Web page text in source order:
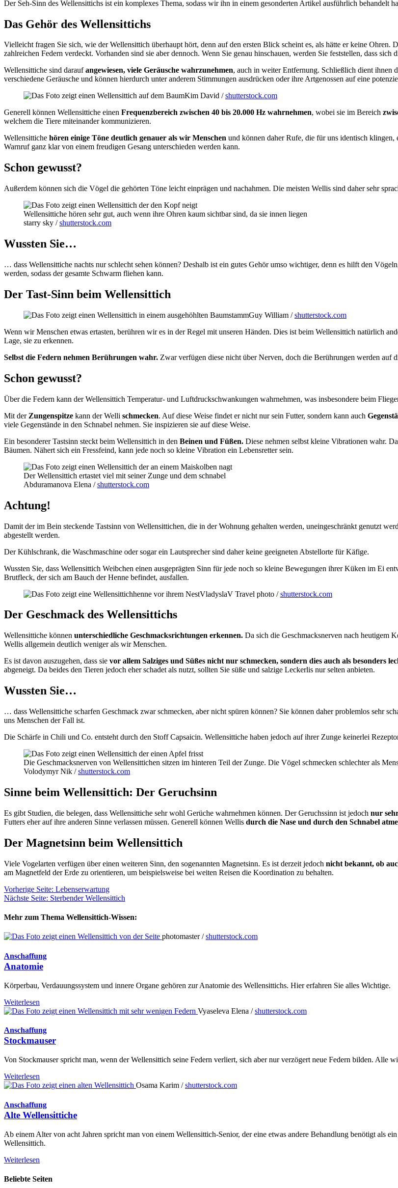
Der Seh-Sinn des Wellensittichs ist ein komplexes Thema, sodass wir ihn in einem gesonderten Artikel ausführlich behandelt
Das Gehör des Wellensittichs
Vielleicht fragen Sie sich, wie der Wellensittich überhaupt hört, denn auf den ersten Blick scheint es, als hätte er keine Ohren.
zahlreichen Federn verdeckt. Vorhanden sind sie aber dennoch. Wenn Sie genau hinschauen, werden Sie feststellen, dass
Wellensittiche sind daraufangewiesen, viele Geräusche wahrzunehmen, auch in weiter Entfernung. Schließlich dient ihnen
verschiedene Geräusche und können hierdurch unter anderem Stimmungen ausdrücken oder ihre Artgenossen auf eine
Kim David /shutterstock.com
Generell können Wellensittiche einen Frequenzbereich zwischen 40 bis 20.000 Hz wahrnehmen, wobei sie im Bereich
welchem die Tiere miteinander kommunizieren.
Wellensittiche hören einige Töne deutlich genauer als wir Menschen und können daher Rufe, die für uns identisch klingen,
Warnruf ganz klar von einem freudigen Gesang unterschieden werden kann.
Schon gewusst?
Außerdem können sich die Vögel die gehörten Töne leicht einprägen und nachahmen. Die meisten Wellis sind daher sehr
Wellensittiche hören sehr gut, auch wenn ihre Ohren kaum sichtbar sind, da sie innen liegen
starry sky /shutterstock.com
Wussten Sie…
… dass Wellensittiche nachts nur schlecht sehen können? Deshalb ist ein gutes Gehör umso wichtiger, denn es hilft den
werden, sodass der gesamte Schwarm fliehen kann.
Der Tast-Sinn beim Wellensittich
Guy William /shutterstock.com
Wenn wir Menschen etwas ertasten, berühren wir es in der Regel mit unseren Händen. Dies ist beim Wellensittich natürlich
Lage, sie zu erkennen.
Selbst die Federn nehmen Berührungen wahr. Zwar verfügen diese nicht über Nerven, doch die Berührungen werden
Schon gewusst?
Über die Federn kann der Wellensittich Temperatur- und Luftdruckschwankungen wahrnehmen, was insbesondere beim
Mit der Zungenspitze kann der Welli schmecken. Auf diese Weise findet er nicht nur sein Futter, sondern kann auch
viele Gegenstände in den Schnabel nehmen. Sie inspizieren sie auf diese Weise.
Ein besonderer Tastsinn steckt beim Wellensittich in den Beinen und Füßen. Diese nehmen selbst kleine Vibrationen wahr.
Bäumen. Nähert sich ein Fressfeind, kann jede noch so kleine Vibration ein Lebensretter sein.
Der Wellensittich ertastet viel mit seiner Zunge und dem schnabel
Abduramanova Elena /shutterstock.com
Achtung!
Damit der im Bein steckende Tastsinn von Wellensittichen, die in der Wohnung gehalten werden, uneingeschränkt genutzt
abgestellt werden.
Der Kühlschrank, die Waschmaschine oder sogar ein Lautsprecher sind daher keine geeigneten Abstellorte für Käfige.
Wussten Sie, dass Wellensittich Weibchen einen ausgeprägten Sinn für jede noch so kleine Bewegungen ihrer Küken im Ei
Brutfleck, der sich am Bauch der Henne befindet, ausfallen.
VladyslaV Travel photo /shutterstock.com
Der Geschmack des Wellensittichs
Wellensittiche können unterschiedliche Geschmacksrichtungen erkennen. Da sich die Geschmacksnerven nach heutigem
Wellis allgemein deutlich weniger als wir Menschen.
Es ist davon auszugehen, dass sie vor allem Salziges und Süßes nicht nur schmecken, sondern dies auch als besonders
abgeneigt. Da beides den Tieren jedoch eher schadet als nutzt, sollten Sie süße und salzige Leckerlis nur selten anbieten.
Wussten Sie…
… dass Wellensittiche scharfen Geschmack zwar schmecken, aber nicht spüren können? Sie können daher problemlos sehr
uns Menschen der Fall ist.
Die Schärfe in Chili und Co. entsteht durch den Stoff Capsaicin. Wellensittiche haben jedoch auf ihrer Zunge keinerlei
Die Geschmacksnerven von Wellensittichen sitzen im hinteren Teil der Zunge. Die Vögel schmecken schlechter als
Volodymyr Nik /shutterstock.com
Sinne beim Wellensittich: Der Geruchsinn
Es gibt Studien, die belegen, dass Wellensittiche sehr wohl Gerüche wahrnehmen können. Der Geruchssinn ist jedoch nur
Futters eher auf ihre anderen Sinne verlassen müssen. Generell können Wellis durch die Nase und durch den Schnabel
Der Magnetsinn beim Wellensittich
Viele Vogelarten verfügen über einen weiteren Sinn, den sogenannten Magnetsinn. Es ist derzeit jedoch nicht bekannt, ob
am Magnetfeld der Erde zu orientieren, um beispielsweise bei weiten Reisen die Koordination zu behalten.
Vorherige Seite: Lebenserwartung
Nächste Seite: Sterbender Wellensittich
Mehr zum Thema Wellensittich-Wissen:
photomaster /shutterstock.com
Anschaffung
Anatomie
Körperbau, Verdauungssystem und innere Organe gehören zur Anatomie des Wellensittichs. Hier erfahren Sie alles Wichtige.
Weiterlesen
Vyaseleva Elena /shutterstock.com
Anschaffung
Stockmauser
Von Stockmauser spricht man, wenn der Wellensittich seine Federn verliert, sich aber nur verzögert neue Federn bilden. Alle
Weiterlesen
Osama Karim /shutterstock.com
Anschaffung
Alte Wellensittiche
Ab einem Alter von acht Jahren spricht man von einem Wellensittich-Senior, der eine etwas andere Behandlung benötigt als
Wellensittich.
Weiterlesen
Beliebte Seiten